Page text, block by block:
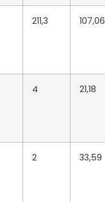
211,3 107,06
4 21,18
2 33,59